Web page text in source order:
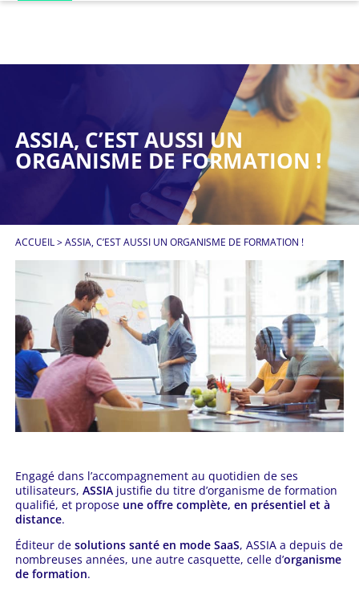
ASSIA, C’EST AUSSI UN
ORGANISME DE FORMATION !
ACCUEIL>ASSIA, C’EST AUSSI UN ORGANISME DE FORMATION !
Engagé dans l’accompagnement au quotidien de ses
utilisateurs, ASSIAjustifie du titre d’organisme de formation
qualifié, et propose une offre complète, en présentiel et à
distance.
Éditeur de solutions santé en mode SaaS, ASSIA a depuis de
nombreuses années, une autre casquette, celle d’organisme
de formation.